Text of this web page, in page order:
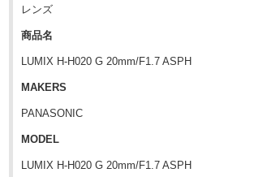
レンズ
商品名
LUMIX H-H020 G 20mm/F1.7 ASPH
MAKERS
PANASONIC
MODEL
LUMIX H-H020 G 20mm/F1.7 ASPH